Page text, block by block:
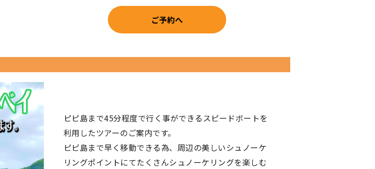
ご予約へ
ピピ島まで45分程度で行く事ができるスピードボートを
利用したツアーのご案内です。
ピピ島まで早く移動できる為、周辺の美しいシュノーケ
リングポイントにてたくさんシュノーケリングを楽しむ